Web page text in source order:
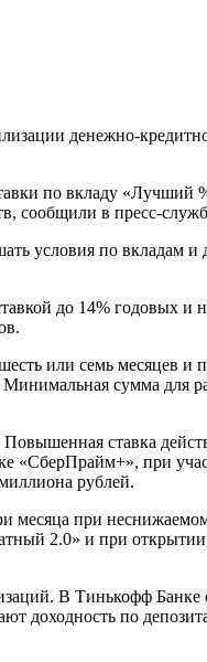
денежно-
по вкладу «Лучший
сообщили в пресс-
условия по вкладам
до 14% годовых и
или семь месяцев и
Минимальная сумма для
Повышенная ставка
«СберПрайм+», при
рублей.
месяца при
2.0» и при открытии
В Тинькофф Банке
доходность по